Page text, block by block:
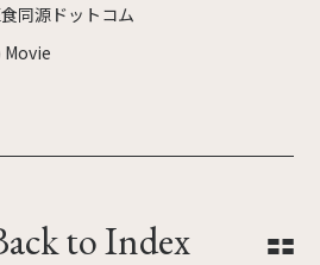
同源ドットコム
Movie
to Index